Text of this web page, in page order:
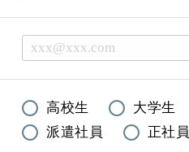
高校生 大学生
派遣社員
正社員